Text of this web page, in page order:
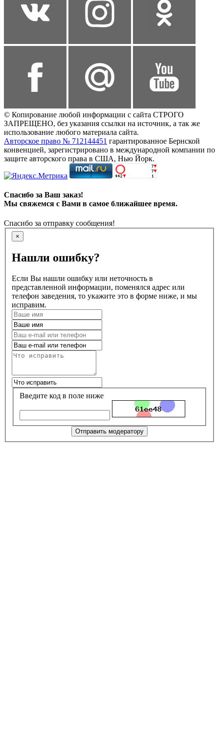
© Копирование любой информации с сайта СТРОГО
ЗАПРЕЩЕНО, без указания ссылки на источник, а так же
использование любого материала сайта.
Авторское право № 712144451 гарантированное Бернской
конвенцией, зарегистрировано в международной компании по
защите авторского права в США, Нью Йорк.
Спасибо за Ваш заказ!
Мы свяжемся с Вами в самое ближайшее время.
Спасибо за отправку сообщения!
×
Нашли ошибку?
Если Вы нашли ошибку или неточность в
представленной информации, поменялся адрес или
телефон заведения, то укажите это в форме ниже, и мы
исправим.
Введите код в поле ниже
Отправить модератору